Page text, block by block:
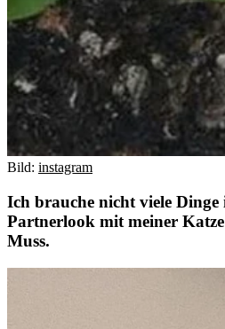
Bild: instagram
Ich brauche nicht viele
Partnerlook mit meiner
Muss.